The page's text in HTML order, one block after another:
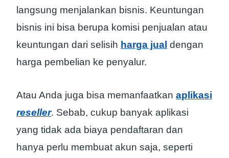
langsung menjalankan bisnis. Keuntungan
bisnis ini bisa berupa komisi penjualan atau
keuntungan dari selisih harga jual dengan
harga pembelian ke penyalur.
Atau Anda juga bisa memanfaatkan aplikasi
reseller. Sebab, cukup banyak aplikasi
yang tidak ada biaya pendaftaran dan
hanya perlu membuat akun saja, seperti